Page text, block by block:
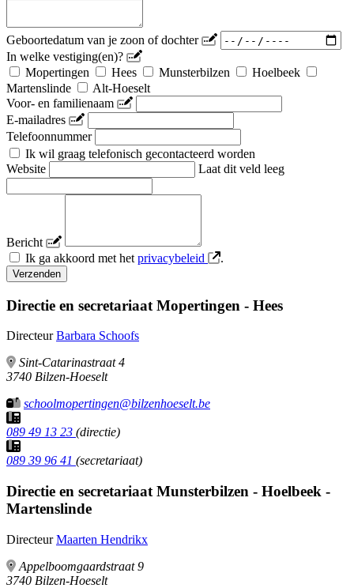
Geboortedatum van je zoon of dochter
In welke vestiging(en)?
Mopertingen
Hees Munsterbilzen
Hoelbeek
Martenslinde
Alt-Hoeselt
Voor- en familienaam
E-mailadres
Telefoonnummer
Ik wil graag telefonisch gecontacteerd worden
Website
Laat dit veld leeg
Bericht
Ik ga akkoord met het privacybeleid .
Verzenden
Directie en secretariaat Mopertingen - Hees
Directeur Barbara Schoofs
Sint-Catarinastraat 4
3740 Bilzen-Hoeselt
schoolmopertingen@bilzenhoeselt.be
089 49 13 23 (directie)
089 39 96 41 (secretariaat)
Directie en secretariaat Munsterbilzen - Hoelbeek -
Martenslinde
Directeur Maarten Hendrikx
Appelboomgaardstraat 9
3740 Bilzen-Hoeselt